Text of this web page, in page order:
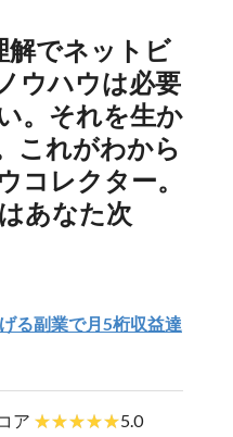
解でネットビ
ウハウは必要
。それを生か
れがわから
コレクター。
あなた次
る副業で月5桁収益達
ア 5.0